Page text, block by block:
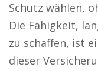
Schutz wählen,
Die Fähigkeit,
zu schaffen, ist
dieser